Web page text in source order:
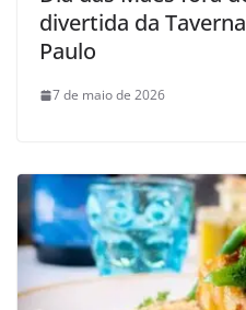
divertida da
Paulo
7 de maio de 2026